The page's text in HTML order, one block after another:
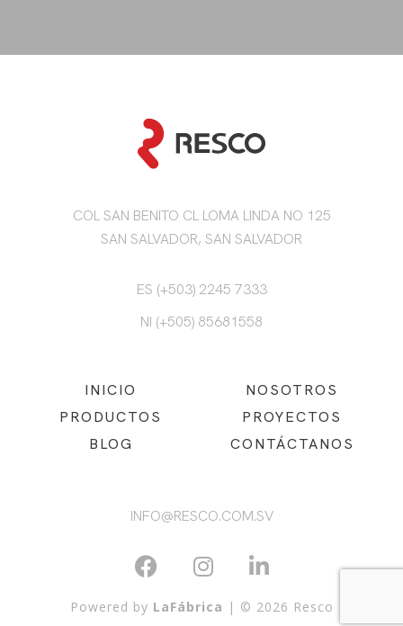
COL SAN BENITO CL LOMA LINDA NO 125
SAN SALVADOR, SAN SALVADOR
ES (+503) 2245 7333
NI (+505) 85681558
INICIO
NOSOTROS
PRODUCTOS
PROYECTOS
BLOG
CONTÁCTANOS
INFO@RESCO.COM.SV
Powered by LaFábrica | © 2026 Resco